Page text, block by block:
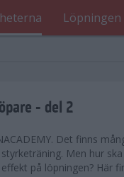
Löpningen
- del 2
Det finns
Men hur
på löpningen? Här